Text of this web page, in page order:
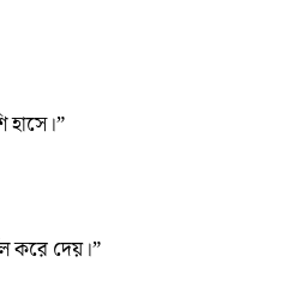
হাসে।”
করে দেয়।”